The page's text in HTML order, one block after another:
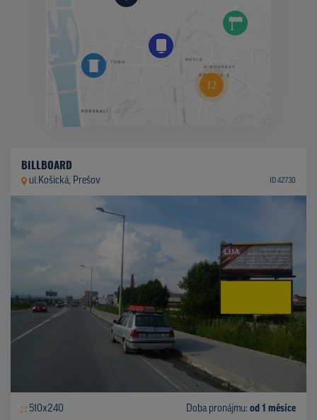
BILLBOARD
ul.Košická, Prešov ID 42730
510x240 Doba pronájmu: od 1 měsíce